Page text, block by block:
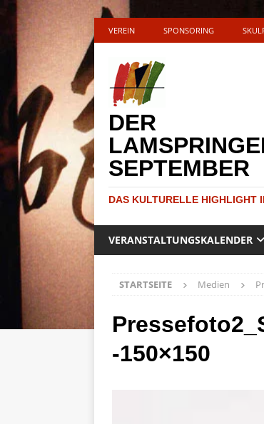
VEREIN SPONSORING
DER
SEPTEMBER
DAS KULTURELLE HIGHLIGHT
VERANSTALTUNGSKALENDER
STARTSEITE Medien
-150×150